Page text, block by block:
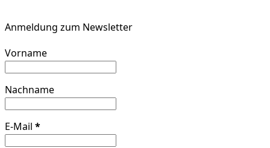
Anmeldung zum Newsletter
Vorname
Nachname
E-Mail *